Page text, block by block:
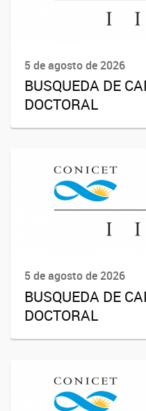
5 de agosto de 2026
BUSQUEDA DE
DOCTORAL
5 de agosto de 2026
BUSQUEDA DE
DOCTORAL